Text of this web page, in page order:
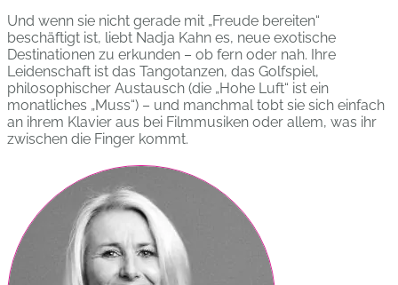
Und wenn sie nicht gerade mit „Freude bereiten“
beschäftigt ist, liebt Nadja Kahn es, neue exotische
Destinationen zu erkunden – ob fern oder nah. Ihre
Leidenschaft ist das Tangotanzen, das Golfspiel,
philosophischer Austausch (die „Hohe Luft“ ist ein
monatliches „Muss“) – und manchmal tobt sie sich einfach
an ihrem Klavier aus bei Filmmusiken oder allem, was ihr
zwischen die Finger kommt.